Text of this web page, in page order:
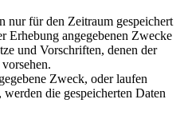
nur für den Zeitraum gespeichert
Erhebung angegebenen Zwecke
und Vorschriften, denen der
Zweck, oder laufen
die gespeicherten Daten